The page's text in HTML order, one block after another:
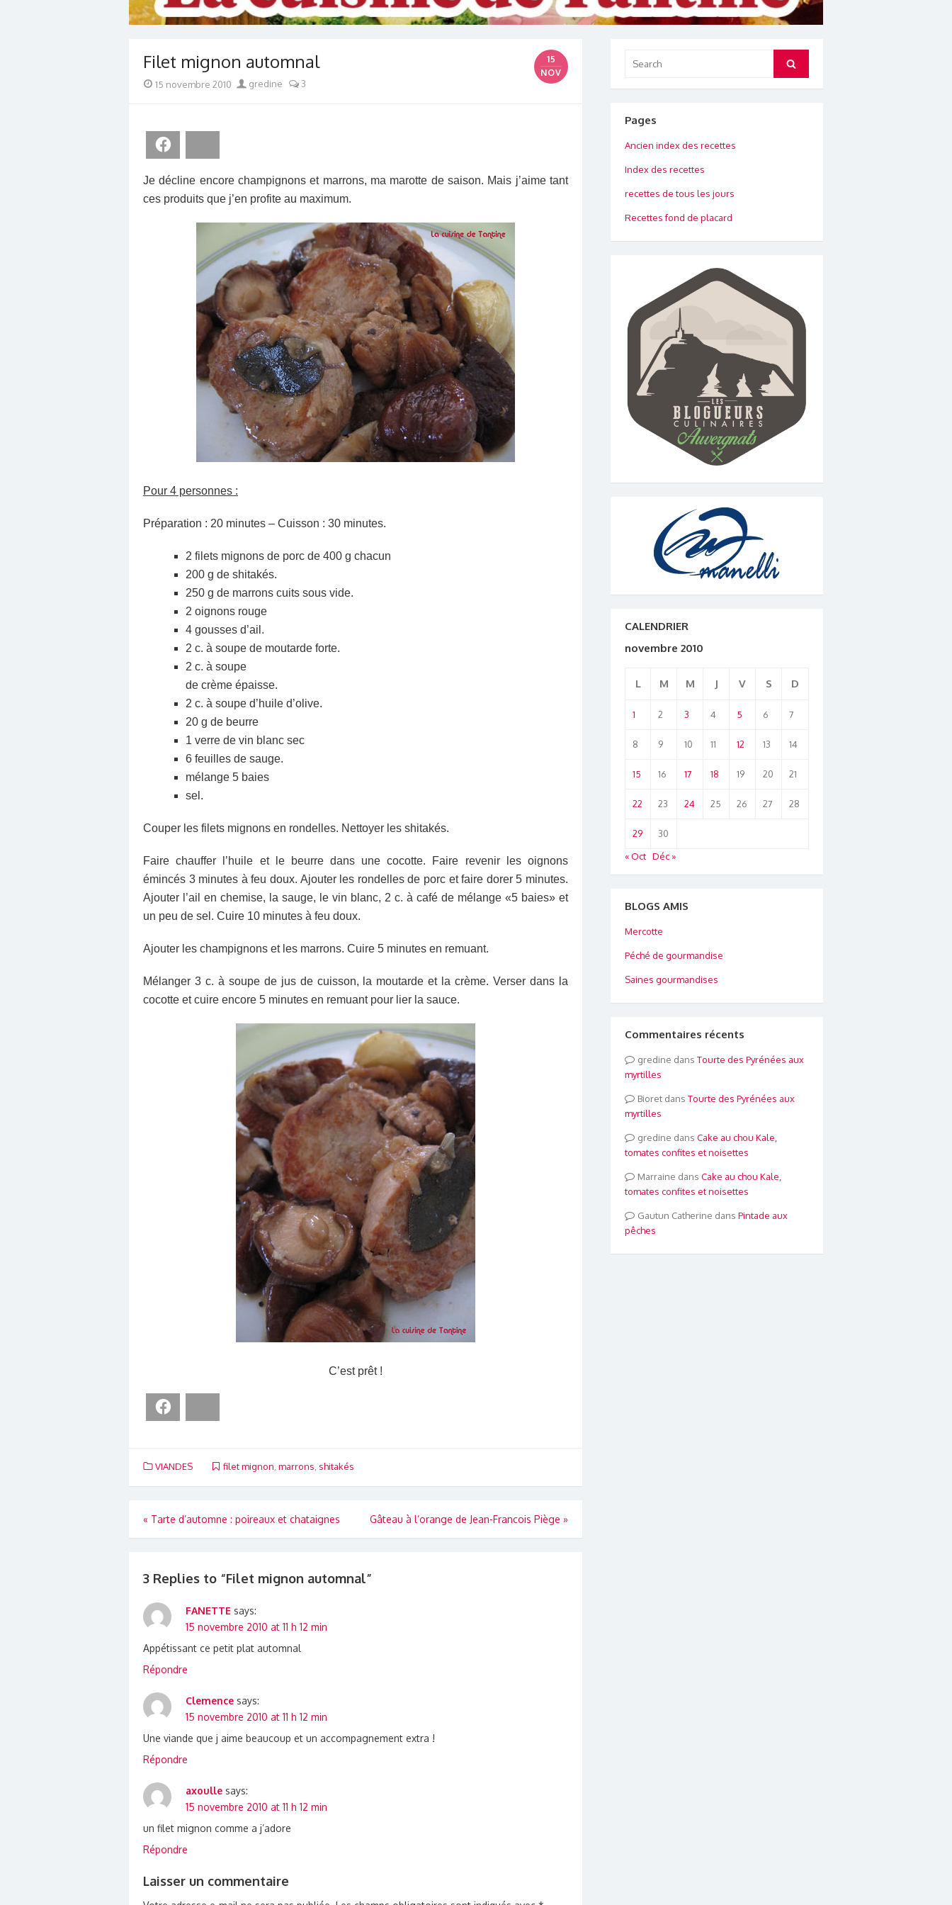
Filet mignon automnal
15
NOV
Posted
15 novembre 2010 Author
gredine 3
Je décline encore champignons et marrons, ma marotte de saison. Mais j’aime tant
ces produits que j’en profite au maximum.
Pour 4 personnes :
Préparation : 20 minutes – Cuisson : 30 minutes.
2 filets mignons de porc de 400 g chacun
200 g de shitakés.
250 g de marrons cuits sous vide.
2 oignons rouge
4 gousses d’ail.
2 c. à soupe de moutarde forte.
2 c. à soupe
de crème épaisse.
2 c. à soupe d’huile d’olive.
20 g de beurre
1 verre de vin blanc sec
6 feuilles de sauge.
mélange 5 baies
sel.
Couper les filets mignons en rondelles. Nettoyer les shitakés.
Faire chauffer l’huile et le beurre dans une cocotte. Faire revenir les oignons
émincés 3 minutes à feu doux. Ajouter les rondelles de porc et faire dorer 5 minutes.
Ajouter l’ail en chemise, la sauge, le vin blanc, 2 c. à café de mélange «5 baies» et
un peu de sel. Cuire 10 minutes à feu doux.
Ajouter les champignons et les marrons. Cuire 5 minutes en remuant.
Mélanger 3 c. à soupe de jus de cuisson, la moutarde et la crème. Verser dans la
cocotte et cuire encore 5 minutes en remuant pour lier la sauce.
C’est prêt !
VIANDES filet mignon marrons shitakés
Navigation
de
« Tarte d’automne : poireaux et chataignes Gâteau à l’orange de Jean-Francois Piège »
3 Replies to “Filet mignon automnal”
FANETTE says:
15 novembre 2010 at 11 h 12 min
Appétissant ce petit plat automnal
Répondre
Clemence says:
15 novembre 2010 at 11 h 12 min
Une viande que j aime beaucoup et un accompagnement extra !
Répondre
axoulle says:
15 novembre 2010 at 11 h 12 min
un filet mignon comme a j’adore
Répondre
Laisser un commentaire
for:
Search
Pages
Ancien index des recettes
Index des recettes
recettes de tous les jours
Recettes fond de placard
CALENDRIER
novembre 2010
L M M J V S D
1 2 3 4 5 6 7
8 9 10 11 12 13 14
15 16 17 18 19 20 21
22 23 24 25 26 27 28
29
30
« Oct Déc »
BLOGS AMIS
Mercotte
Péché de gourmandise
Saines gourmandises
Commentaires récents
gredine dans Tourte des Pyrénées aux
myrtilles
Bioretdans Tourte des Pyrénées aux
myrtilles
gredine dans Cake au chou Kale,
tomates confites et noisettes
Marraine dans Cake au chou Kale,
tomates confites et noisettes
Gautun Catherine dans Pintade aux
pêches